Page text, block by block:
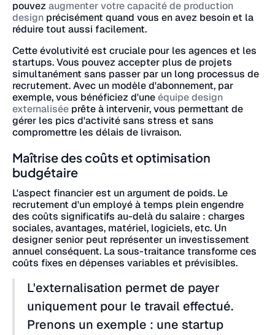
pouvezaugmenter votre capacité de production
design précisément quand vous en avez besoin et la
réduire tout aussi facilement.
Cette évolutivité est cruciale pour les agences et les
startups. Vous pouvez accepter plus de projets
simultanément sans passer par un long processus de
recrutement. Avec un modèle d'abonnement, par
exemple, vous bénéficiez d'uneéquipe design
externalisée prête à intervenir, vous permettant de
gérer les pics d'activité sans stress et sans
compromettre les délais de livraison.
Maîtrise des coûts et optimisation
budgétaire
L'aspect financier est un argument de poids. Le
recrutement d'un employé à temps plein engendre
des coûts significatifs au-delà du salaire : charges
sociales, avantages, matériel, logiciels, etc. Un
designer senior peut représenter un investissement
annuel conséquent. La sous-traitance transforme ces
coûts fixes en dépenses variables et prévisibles.
L'externalisation permet de payer
uniquement pour le travail effectué.
Prenons un exemple : une startup